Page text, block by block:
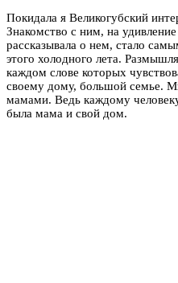
Покидала я Великогубский
Знакомство с ним, на
рассказывала о нем, стало
этого холодного лета.
каждом слове которых
своему дому, большой семье.
мамами. Ведь каждому
была мама и свой дом.